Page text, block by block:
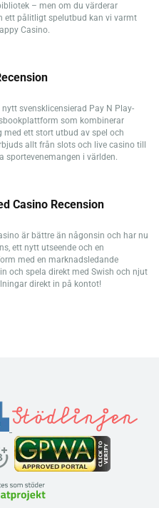
– men om du värderar
ett pålitligt spelutbud kan vi varmt
Casino.
svensklicensierad Pay N Play-
som kombinerar
med ett stort utbud av spel och
allt från slots och live casino till
sportevenemangen i världen.
Casino Recension
är bättre än någonsin och har nu
ett nytt utseende och en
med en marknadsledande
och spela direkt med Swish och njut
direkt in på kontot!